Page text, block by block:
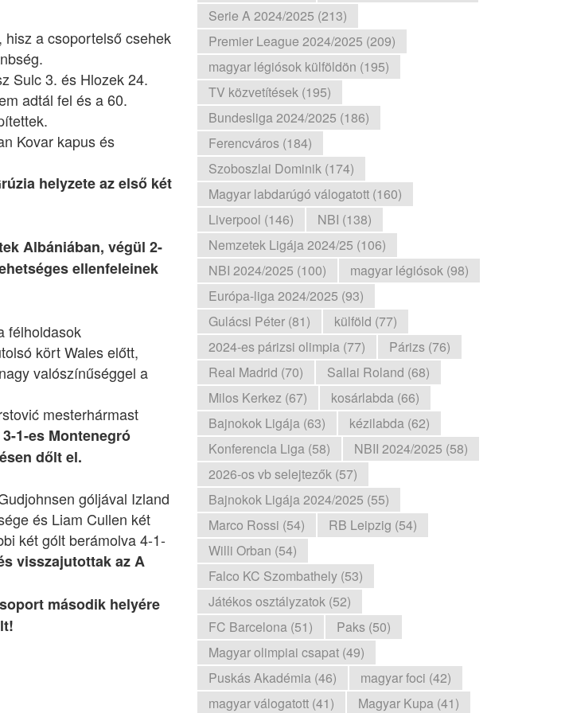
a csoportelső csehek
Sulc 3. és Hlozek 24.
adtál fel és a 60.
Kovar kapus és
helyzete az első két
Albániában, végül 2-
ellenfeleinek
félholdasok
kört Wales előtt,
valószínűséggel a
mesterhármast
1-es Montenegró
dőlt el.
góljával Izland
és Liam Cullen két
két gólt berámolva 4-1-
visszajutottak az A
második helyére
Serie A 2024/2025 (213)
Premier League 2024/2025 (209)
magyar légiósok külföldön (195)
TV közvetítések (195)
Bundesliga 2024/2025 (186)
Ferencváros (184)
Szoboszlai Dominik (174)
Magyar labdarúgó válogatott (160)
Liverpool (146)
NBI (138)
Nemzetek Ligája 2024/25 (106)
NBI 2024/2025 (100)
magyar légiósok (98)
Európa-liga 2024/2025 (93)
Gulácsi Péter (81)
külföld (77)
2024-es párizsi olimpia (77)
Párizs (76)
Real Madrid (70)
Sallai Roland (68)
Milos Kerkez (67)
kosárlabda (66)
Bajnokok Ligája (63)
kézilabda (62)
Konferencia Liga (58)
NBII 2024/2025 (58)
2026-os vb selejtezők (57)
Bajnokok Ligája 2024/2025 (55)
Marco Rossi (54)
RB Leipzig (54)
Willi Orban (54)
Falco KC Szombathely (53)
Játékos osztályzatok (52)
FC Barcelona (51)
Paks (50)
Magyar olimpiai csapat (49)
Puskás Akadémia (46)
magyar foci (42)
magyar válogatott (41)
Magyar Kupa (41)